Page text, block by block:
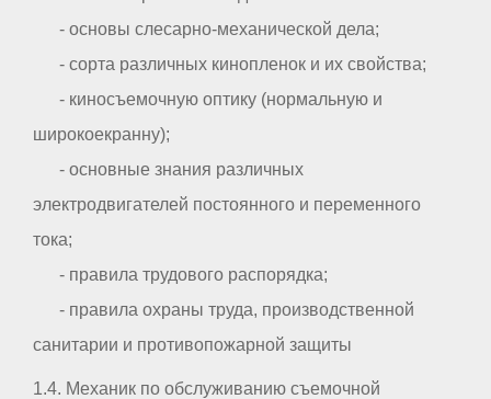
- основы слесарно-механической дела;
- сорта различных кинопленок и их свойства;
- киносъемочную оптику (нормальную и
широкоекранну);
- основные знания различных
электродвигателей постоянного и переменного
тока;
- правила трудового распорядка;
- правила охраны труда, производственной
санитарии и противопожарной защиты
1.4. Механик по обслуживанию съемочной